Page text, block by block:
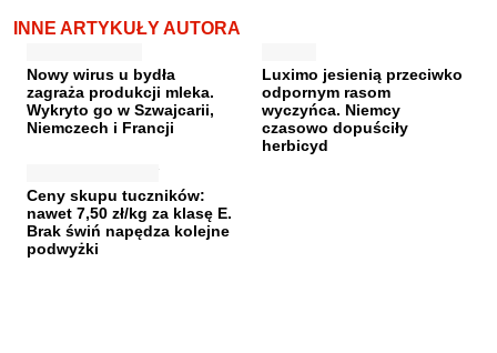
INNE ARTYKUŁY AUTORA
Nowy wirus u bydła
zagraża produkcji mleka.
Wykryto go w Szwajcarii,
Niemczech i Francji
Luximo jesienią przeciwko
odpornym rasom
wyczyńca. Niemcy
czasowo dopuściły
herbicyd
Ceny skupu tuczników:
nawet 7,50 zł/kg za klasę E.
Brak świń napędza kolejne
podwyżki